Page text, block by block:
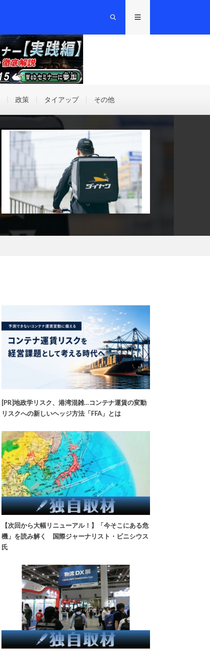
政策 タイアップ その他
[PR]地政学リスク、港湾混雑…コンテナ運賃の変動
リスクへの新しいヘッジ方法「FFA」とは
【次回から大幅リニューアル！】「今そこにある危
機」を読み解く 国際ジャーナリスト・ビニシウス
氏